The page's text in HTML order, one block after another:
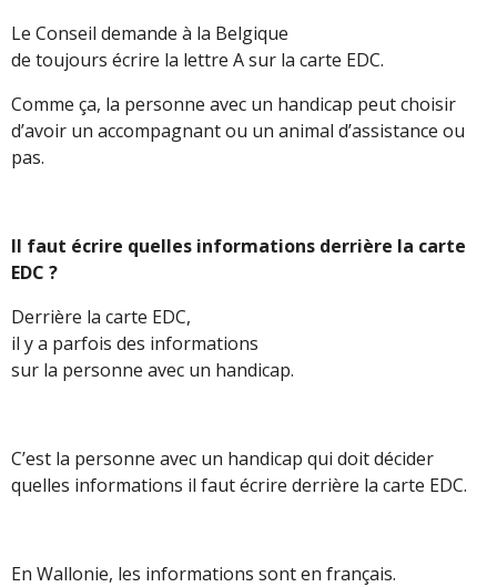
Le Conseil demande à la Belgique
de toujours écrire la lettre A sur la carte EDC.
Comme ça, la personne avec un handicap peut choisir
d’avoir un accompagnant ou un animal d’assistance ou
pas.
Il faut écrire quelles informations derrière la carte
EDC ?
Derrière la carte EDC,
il y a parfois des informations
sur la personne avec un handicap.
C’est la personne avec un handicap qui doit décider
quelles informations il faut écrire derrière la carte EDC.
En Wallonie, les informations sont en français.